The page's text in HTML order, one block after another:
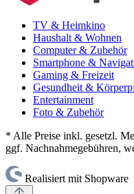
TV & Heimkino
Haushalt & Wohnen
Computer & Zubehör
Smartphone &
Gaming & Freizeit
Gesundheit &
Entertainment
Foto & Zubehör
* Alle Preise inkl. gesetzl.
ggf. Nachnahmegebühren,
Realisiert mit Shopware